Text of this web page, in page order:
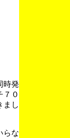
時発
７０
まし
らな